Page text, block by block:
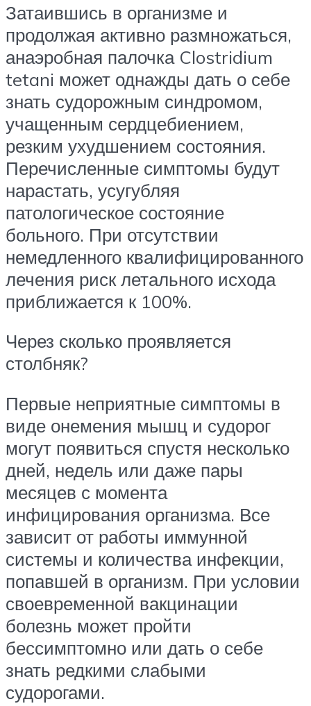
Затаившись в организме и
продолжая активно размножаться,
анаэробная палочка Clostridium
tetani может однажды дать о себе
знать судорожным синдромом,
учащенным сердцебиением,
резким ухудшением состояния.
Перечисленные симптомы будут
нарастать, усугубляя
патологическое состояние
больного. При отсутствии
немедленного квалифицированного
лечения риск летального исхода
приближается к 100%.
Через сколько проявляется
столбняк?
Первые неприятные симптомы в
виде онемения мышц и судорог
могут появиться спустя несколько
дней, недель или даже пары
месяцев с момента
инфицирования организма. Все
зависит от работы иммунной
системы и количества инфекции,
попавшей в организм. При условии
своевременной вакцинации
болезнь может пройти
бессимптомно или дать о себе
знать редкими слабыми
судорогами.